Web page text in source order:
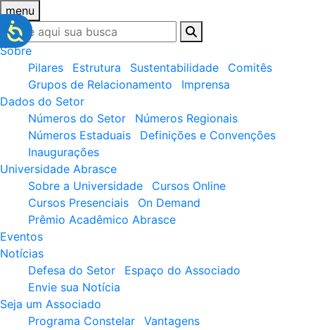
menu
Sobre
Pilares
Estrutura Sustentabilidade
Comitês
Grupos de Relacionamento
Imprensa
Dados do Setor
Números do Setor
Números Regionais
Números Estaduais
Definições e Convenções
Inaugurações
Universidade Abrasce
Sobre a Universidade
Cursos Online
Cursos Presenciais
On Demand
Prêmio Acadêmico Abrasce
Eventos
Notícias
Defesa do Setor
Espaço do Associado
Envie sua Notícia
Seja um Associado
Programa Constelar
Vantagens